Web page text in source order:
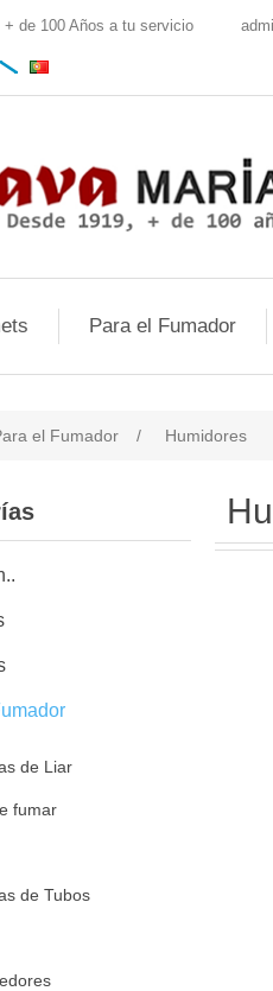
+ de 100 Años a tu servicio
Para el Fumador
el Fumador / Humidores
de Liar
fumar
de Tubos